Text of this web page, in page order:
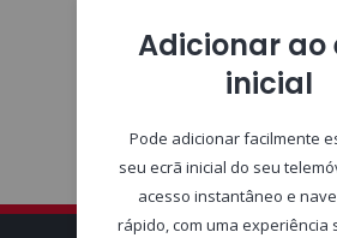
Adicionar ao
inicial
Pode adicionar facilmente
seu ecrã inicial do seu
acesso instantâneo e
rápido, com uma experiência